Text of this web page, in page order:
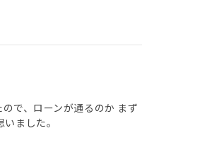
で、ローンが通るのか まず
ました。